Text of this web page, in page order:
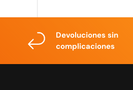
Devoluciones sin
complicaciones